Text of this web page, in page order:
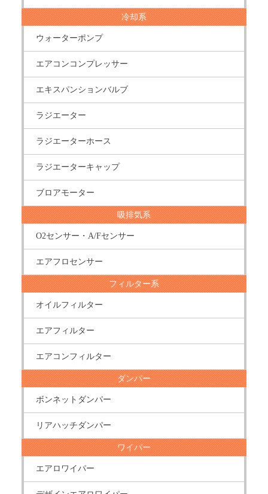
冷却系
ウォーターポンプ
エアコンコンプレッサー
エキスパンションバルブ
ラジエーター
ラジエーターホース
ラジエーターキャップ
ブロアモーター
吸排気系
O2センサー・A/Fセンサー
エアフロセンサー
フィルター系
オイルフィルター
エアフィルター
エアコンフィルター
ダンパー
ボンネットダンパー
リアハッチダンパー
ワイパー
エアロワイパー